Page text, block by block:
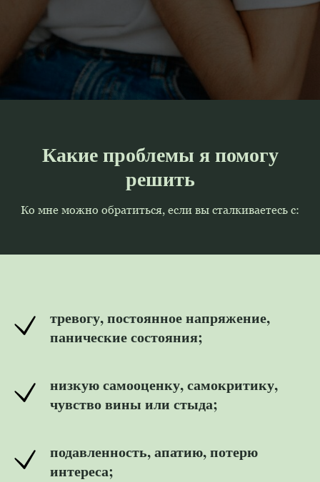
Какие проблемы я помогу
решить
Ко мне можно обратиться, если вы сталкиваетесь с:
тревогу, постоянное напряжение,
панические состояния;
низкую самооценку, самокритику,
чувство вины или стыда;
подавленность, апатию, потерю
интереса;